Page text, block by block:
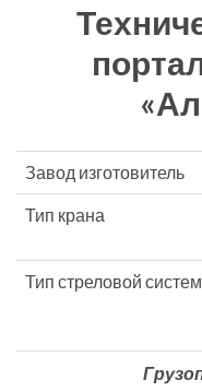
Завод изготовитель
Тип крана
Тип стреловой